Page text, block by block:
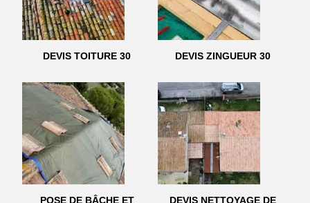
DEVIS TOITURE 30 DEVIS ZINGUEUR 30
POSE DE BÂCHE ET DEVIS NETTOYAGE DE